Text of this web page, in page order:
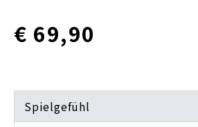
€ 69,90
Spielgefühl